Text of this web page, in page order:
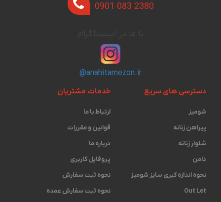
0901 083 2380
@anahitamezon.ir
دسترسی های سریع
شومیز
پیراهن زنانه
شلوار زنانه
دامن
نحوه اندازه گیری ‫سایز شومیز
Out Let
خدمات مشتریان
ارتباط با ما
قوانین و مقررات
درباره ما
پروفایل کاربری
نحوه ثبت سفارش
نحوه ثبت سفارش عمده